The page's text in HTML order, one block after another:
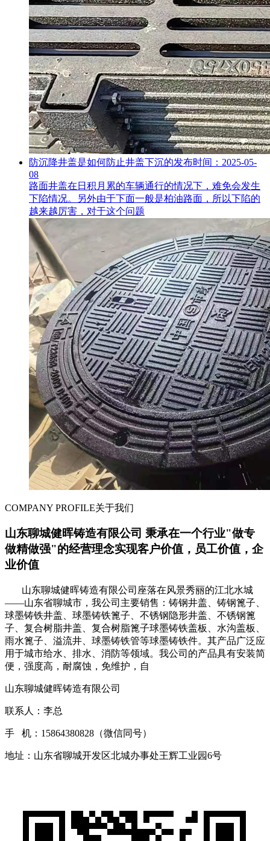
防沉降井盖是如何防止井盖下沉的发布时间：2025-05-
08
路面井盖在日积月累的车辆通行的情况下，难免会发生
下陷情况。另外由于下面一般是柏油路面，所以下陷的
越来越厉害，对于这个问题
COMPANY PROFILE关于我们
山东聊城健晖铸造有限公司 秉承在一个行业"做专
做精做强"的经营理念实现客户价值，员工价值，企
业价值
山东聊城健晖铸造有限公司座落在风景秀丽的江北水城
——山东省聊城市，我公司主要销售：铸钢井盖、铸钢篦子、
球墨铸铁井盖、球墨铸铁篦子、不锈钢隐形井盖、不锈钢篦
子、复合树脂井盖、复合树脂篦子球墨铸铁盖板、水沟盖板、
雨水篦子、溢流井、球墨铸铁管等球墨铸铁件。其产品广泛应
用于城市给水、排水、消防等领域。我公司的产品具有安装简
便，强度高，耐腐蚀，免维护，自
山东聊城健晖铸造有限公司
联系人：李总
手 机：15864380828（微信同号）
地址：山东省聊城开发区北城办事处王辉工业园6号